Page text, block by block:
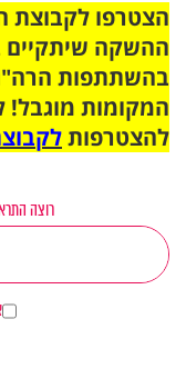
ההשקה שיתקיים
בהשתתפות
המקומות מוגבל!
להצטרפות
רוצה